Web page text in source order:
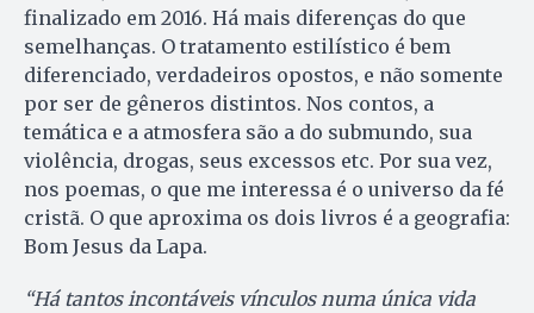
finalizado em 2016. Há mais diferenças do que
semelhanças. O tratamento estilístico é bem
diferenciado, verdadeiros opostos, e não somente
por ser de gêneros distintos. Nos contos, a
temática e a atmosfera são a do submundo, sua
violência, drogas, seus excessos etc. Por sua vez,
nos poemas, o que me interessa é o universo da fé
cristã. O que aproxima os dois livros é a geografia:
Bom Jesus da Lapa.
“Há tantos incontáveis vínculos numa única vida